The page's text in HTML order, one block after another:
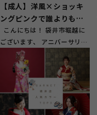
【成人】洋風×ショッキ
ングピンクで誰よりも目
立つ！【菊川市】
こんにちは！ 袋井市堀越に
ございます、 アニバーサリー
スタジオ ガーネット袋井店
です！ ...